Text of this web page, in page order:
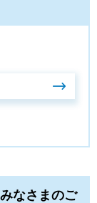
なさまのご